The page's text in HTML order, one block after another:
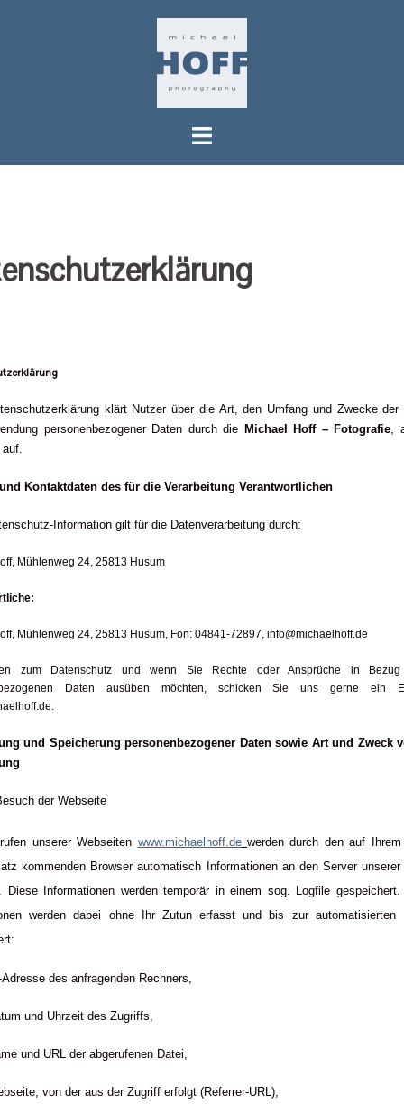
klärt Nutzer über die Art, den Umfang und Zwecke der
personenbezogener Daten durch die Michael Hoff – Fotografie,
Kontaktdaten des für die Verarbeitung Verantwortlichen
Information gilt für die Datenverarbeitung durch:
Mühlenweg 24, 25813 Husum
Mühlenweg 24, 25813 Husum, Fon: 04841-72897, info@michaelhoff.de
zum Datenschutz und wenn Sie Rechte oder Ansprüche in
Daten ausüben möchten, schicken Sie uns gerne ein
und Speicherung personenbezogener Daten sowie Art und Zweck
der Webseite
unserer Webseiten www.michaelhoff.de werden durch den auf Ihrem
kommenden Browser automatisch Informationen an den Server unserer
Diese Informationen werden temporär in einem sog. Logfile gespeichert.
werden dabei ohne Ihr Zutun erfasst und bis zur automatisierten
des anfragenden Rechners,
und Uhrzeit des Zugriffs,
und URL der abgerufenen Datei,
von der aus der Zugriff erfolgt (Referrer-URL),